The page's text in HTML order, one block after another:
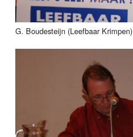
G. Boudesteijn (Leefbaar Krimpen)